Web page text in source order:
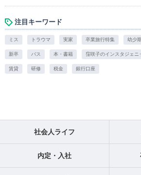
注目キーワード
ミス トラウマ 実家 卒業旅行特集 幼少期
新卒 バス 本・書籍 窪咲子のインスタジェニ
賃貸 研修 税金 銀行口座
社会人ライフ
内定・入社